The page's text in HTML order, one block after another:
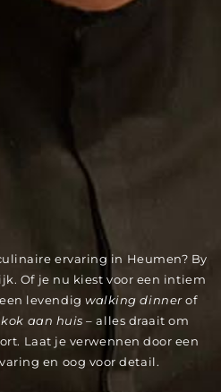
ervaring in Heumen? By
Of je nu kiest voor een intiem
levendigwalking dinnerof
kok aan huis – alles draait om
Laat je verwennen door een
en oog voor detail.